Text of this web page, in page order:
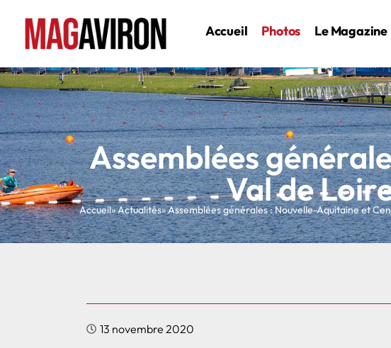
Accueil Photos Le Magazine
Assemblées
Val de
Accueil» Actualités» Assemblées générales : Nouvelle-Aquitaine et
13 novembre 2020